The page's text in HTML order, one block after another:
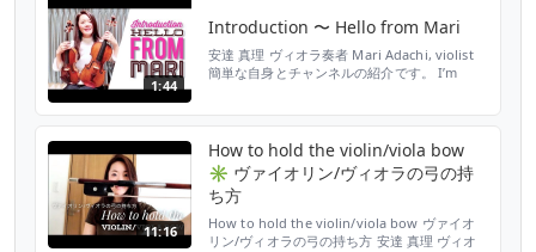
1:44
Introduction 〜 Hello from Mari
安達 真理 ヴィオラ奏者 Mari Adachi, violist
簡単な自身とチャンネルの紹介です。 I’m
11:16
How to hold the violin/viola bow
✳︎ ヴァイオリン/ヴィオラの弓の持
ち方
How to hold the violin/viola bow ヴァイオ
リン/ヴィオラの弓の持ち方 安達 真理 ヴィオ